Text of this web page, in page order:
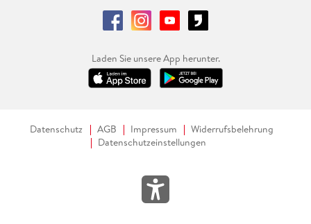
Laden Sie unsere App herunter.
Datenschutz AGB Impressum
Widerrufsbelehrung
Datenschutzeinstellungen